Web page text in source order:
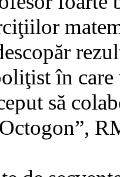
în
să